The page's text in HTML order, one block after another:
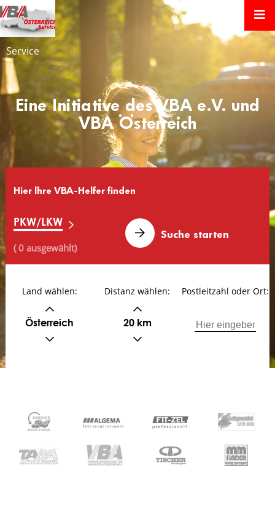
Service
Eine Initiative des VBA e.V. und
VBA Österreich
Hier lhre VBA-Helfer finden
PKW/LKW
( 0 ausgewählt)
Land wählen:
Österreich
Distanz wählen:
20 km
Postleitzahl oder Ort: